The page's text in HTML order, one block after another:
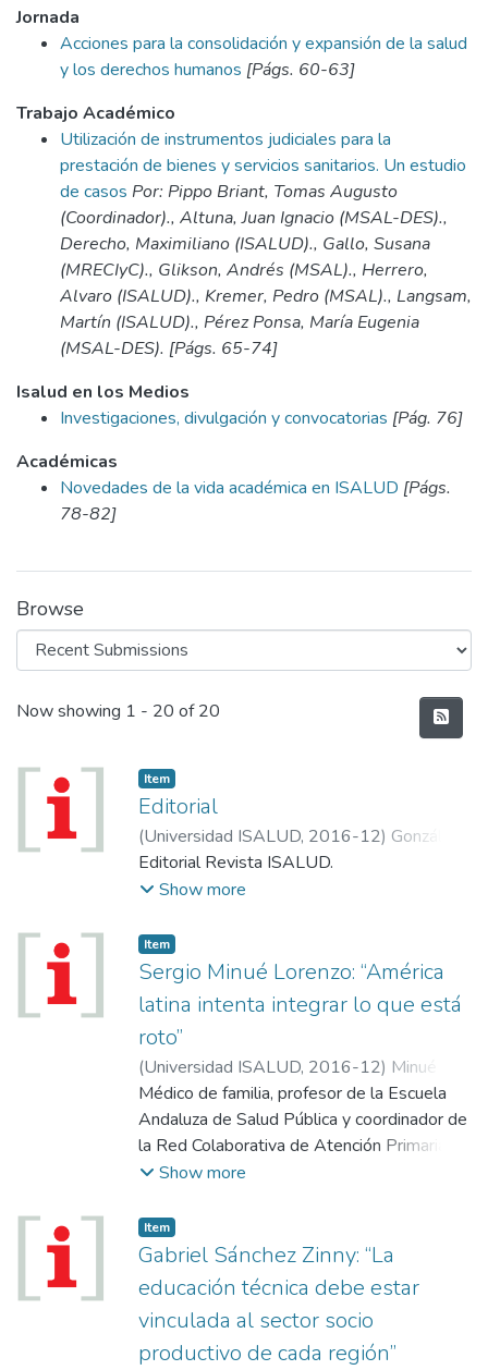
Jornada
Acciones para la consolidación y expansión de la salud
y los derechos humanos [Págs. 60-63]
Trabajo Académico
Utilización de instrumentos judiciales para la
prestación de bienes y servicios sanitarios. Un estudio
de casos Por: Pippo Briant, Tomas Augusto
(Coordinador)., Altuna, Juan Ignacio (MSAL-DES).,
Derecho, Maximiliano (ISALUD)., Gallo, Susana
(MRECIyC)., Glikson, Andrés (MSAL)., Herrero,
Alvaro (ISALUD)., Kremer, Pedro (MSAL)., Langsam,
Martín (ISALUD)., Pérez Ponsa, María Eugenia
(MSAL-DES). [Págs. 65-74]
Isalud en los Medios
Investigaciones, divulgación y convocatorias [Pág. 76]
Académicas
Novedades de la vida académica en ISALUD [Págs.
78-82]
Browse
Recent Submissions
Now showing 1 - 20 of 20
Item
Editorial
(Universidad ISALUD, 2016-12) González
García, Ginés
Editorial Revista ISALUD.
Show more
Item
Sergio Minué Lorenzo: “América
latina intenta integrar lo que está
roto”
(Universidad ISALUD, 2016-12) Minué
Lorenzo, Sergio
Médico de familia, profesor de la Escuela
Andaluza de Salud Pública y coordinador de
la Red Colaborativa de Atención Primaria de
la Salud de la OPS, participó del encuentro
la atención primaria en la región.
Show more
Item
Gabriel Sánchez Zinny: “La
educación técnica debe estar
vinculada al sector socio
productivo de cada región”